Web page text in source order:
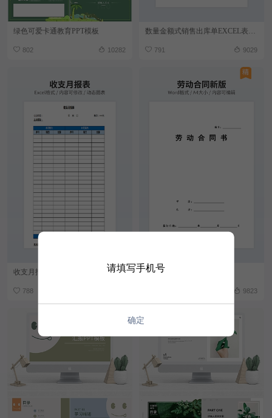
绿色可爱卡通教育PPT模板
802 10282 791 9029
收支月报表
788
劳动合同新版
9823
请填写手机号
确定